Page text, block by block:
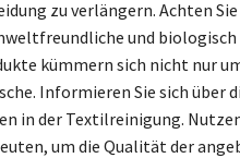
zu verlängern. Achten
und biologisch
kümmern sich nicht nur
Informieren Sie sich über
in der Textilreinigung.
um die Qualität der